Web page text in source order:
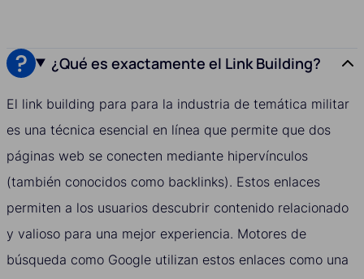
¿Qué es exactamente el Link Building?
El link building para para la industria de temática militar
es una técnica esencial en línea que permite que dos
páginas web se conecten mediante hipervínculos
(también conocidos como backlinks). Estos enlaces
permiten a los usuarios descubrir contenido relacionado
y valioso para una mejor experiencia. Motores de
búsqueda como Google utilizan estos enlaces como una